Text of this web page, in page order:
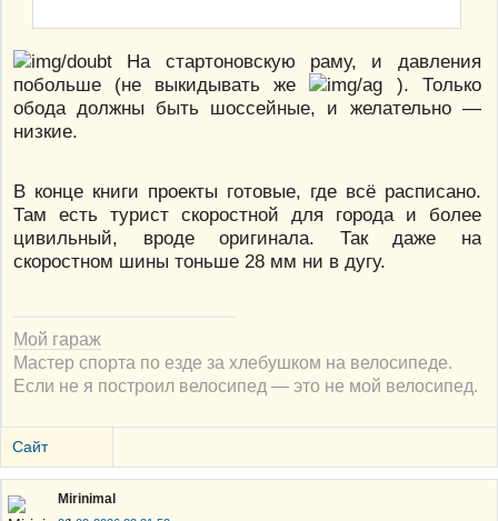
На стартоновскую раму, и давления
побольше (не выкидывать же
). Только
обода должны быть шоссейные, и желательно —
низкие.
В конце книги проекты готовые, где всё расписано.
Там есть турист скоростной для города и более
цивильный, вроде оригинала. Так даже на
скоростном шины тоньше 28 мм ни в дугу.
Мой гараж
Мастер спорта по езде за хлебушком на велосипеде.
Если не я построил велосипед — это не мой велосипед.
Сайт
Mirinimal